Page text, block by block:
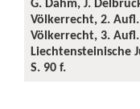
Völkerrecht, 2.
Völkerrecht, 3.
Liechtensteinische
S. 90 f.